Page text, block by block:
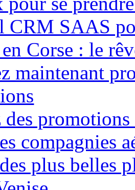
CRM SAAS
Corse : le
maintenant
compagnies
plus belles